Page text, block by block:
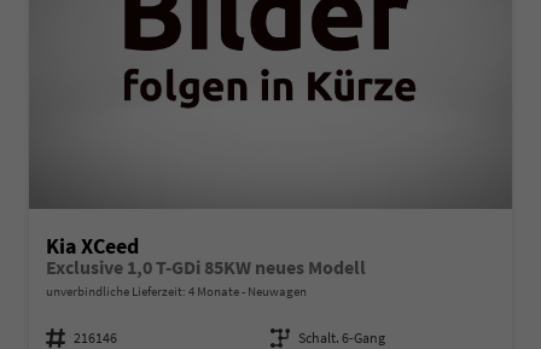
Kia XCeed
Exclusive 1,0 T-GDi 85KW neues Modell
unverbindliche Lieferzeit: 4 Monate Neuwagen
Fahrzeugnummer 216146 Getriebe Schalt. 6-Gang